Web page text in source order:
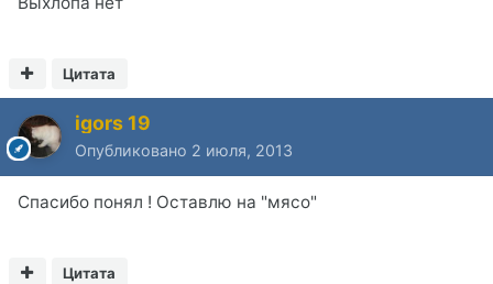
Цитата
igors 19
Опубликовано 2 июля, 2013
Спасибо понял ! Оставлю на "мясо"
Цитата